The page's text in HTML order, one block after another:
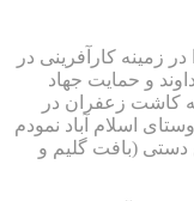
زمینه کارآفرینی در
و حمایت جهاد
کاشت زعفران در
روستای اسلام آباد نمودم
دستی (بافت گلیم و